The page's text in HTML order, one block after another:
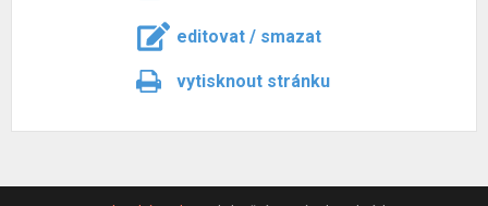
editovat / smazat
vytisknout stránku